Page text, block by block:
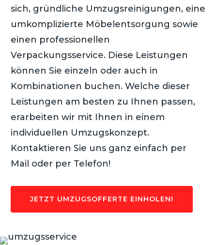
sich, gründliche Umzugsreinigungen, eine
umkomplizierte Möbelentsorgung sowie
einen professionellen
Verpackungsservice. Diese Leistungen
können Sie einzeln oder auch in
Kombinationen buchen. Welche dieser
Leistungen am besten zu Ihnen passen,
erarbeiten wir mit Ihnen in einem
individuellen Umzugskonzept.
Kontaktieren Sie uns ganz einfach per
Mail oder per Telefon!
JETZT UMZUGSOFFERTE EINHOLEN!